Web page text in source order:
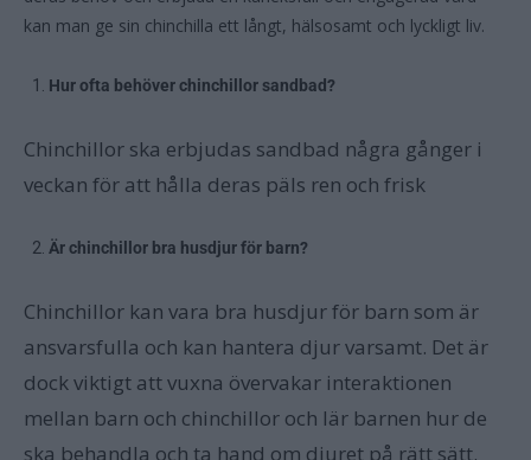
kan man ge sin chinchilla ett långt, hälsosamt och lyckligt liv.
Hur ofta behöver chinchillor sandbad?
Chinchillor ska erbjudas sandbad några gånger i
veckan för att hålla deras päls ren och frisk
Är chinchillor bra husdjur för barn?
Chinchillor kan vara bra husdjur för barn som är
ansvarsfulla och kan hantera djur varsamt. Det är
dock viktigt att vuxna övervakar interaktionen
mellan barn och chinchillor och lär barnen hur de
ska behandla och ta hand om djuret på rätt sätt.